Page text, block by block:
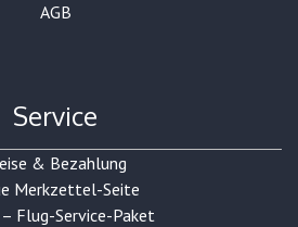
AGB
Service
& Bezahlung
Merkzettel-Seite
Flug-Service-Paket